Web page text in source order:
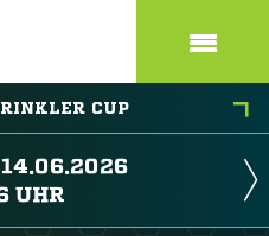
CUP
